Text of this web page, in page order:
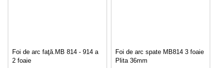
Foi de arc faţă.MB 814 - 914 a
2 foaie
Foi de arc spate MB814 3 foaie
Plita 36mm